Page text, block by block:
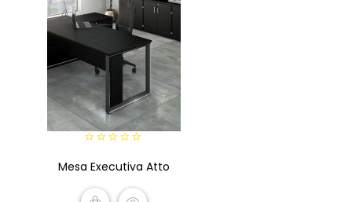
out
5
Mesa Executiva Atto